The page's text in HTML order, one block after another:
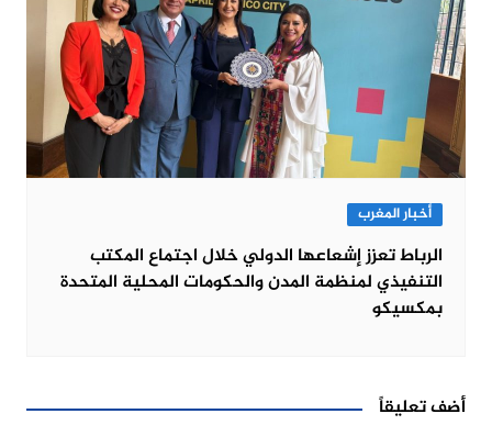
أخبار المغرب
الرباط تعزز إشعاعها الدولي خلال اجتماع المكتب
التنفيذي لمنظمة المدن والحكومات المحلية المتحدة
بمكسيكو
أضف تعليقاً